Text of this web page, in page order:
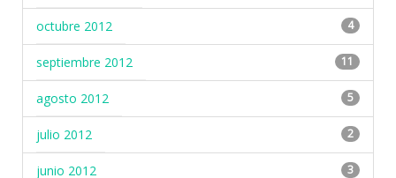
octubre 2012 4
septiembre 2012 11
agosto 2012 5
julio 2012 2
junio 2012 3